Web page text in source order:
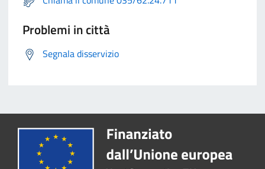
Problemi in città
Segnala disservizio